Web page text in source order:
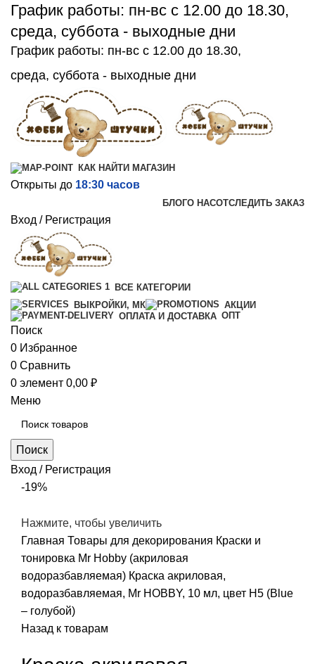
График работы: пн-вс с 12.00 до 18.30,
среда, суббота - выходные дни
График работы: пн-вс с 12.00 до 18.30,
среда, суббота - выходные дни
КАК НАЙТИ МАГАЗИН
Открыты до 18:30 часов
БЛОГО НАСОТСЛЕДИТЬ ЗАКАЗ
Вход / Регистрация
ВСЕ КАТЕГОРИИ
ВЫКРОЙКИ, МК
АКЦИИ
ОПЛАТА И ДОСТАВКА ОПТ
Поиск
0 Избранное
0 Сравнить
0 элемент 0,00 ₽
Меню
Поиск
Вход / Регистрация
-19%
Нажмите, чтобы увеличить
Главная Товары для декорирования Краски и
тонировка Mr Hobby (акриловая
водоразбавляемая) Краска акриловая,
водоразбавляемая, Mr HOBBY, 10 мл, цвет Н5 (Blue
– голубой)
Назад к товарам